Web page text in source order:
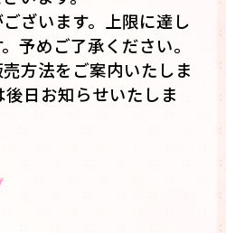
ざいます。上限に達し
予めご了承ください。
方法をご案内いたしま
日お知らせいたしま